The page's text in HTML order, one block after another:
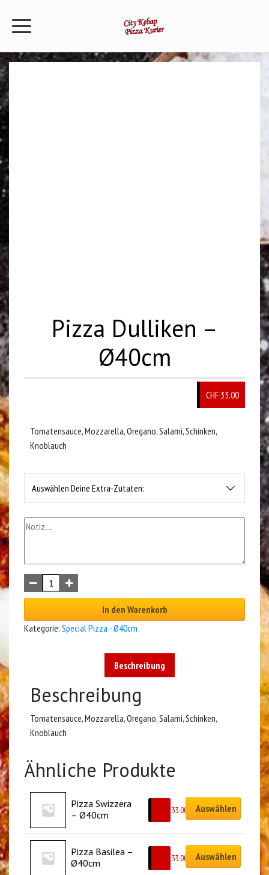
Pizza Dulliken –
Ø40cm
CHF 33.00
Tomatensauce, Mozzarella, Oregano, Salami, Schinken,
Knoblauch
Auswählen Deine Extra-Zutaten:
In den Warenkorb
Kategorie: Special Pizza - Ø40cm
Beschreibung
Beschreibung
Tomatensauce, Mozzarella, Oregano, Salami, Schinken,
Knoblauch
Ähnliche Produkte
Pizza Swizzera
– Ø40cm
33.00 Auswählen
Pizza Basilea –
Ø40cm
33.00 Auswählen